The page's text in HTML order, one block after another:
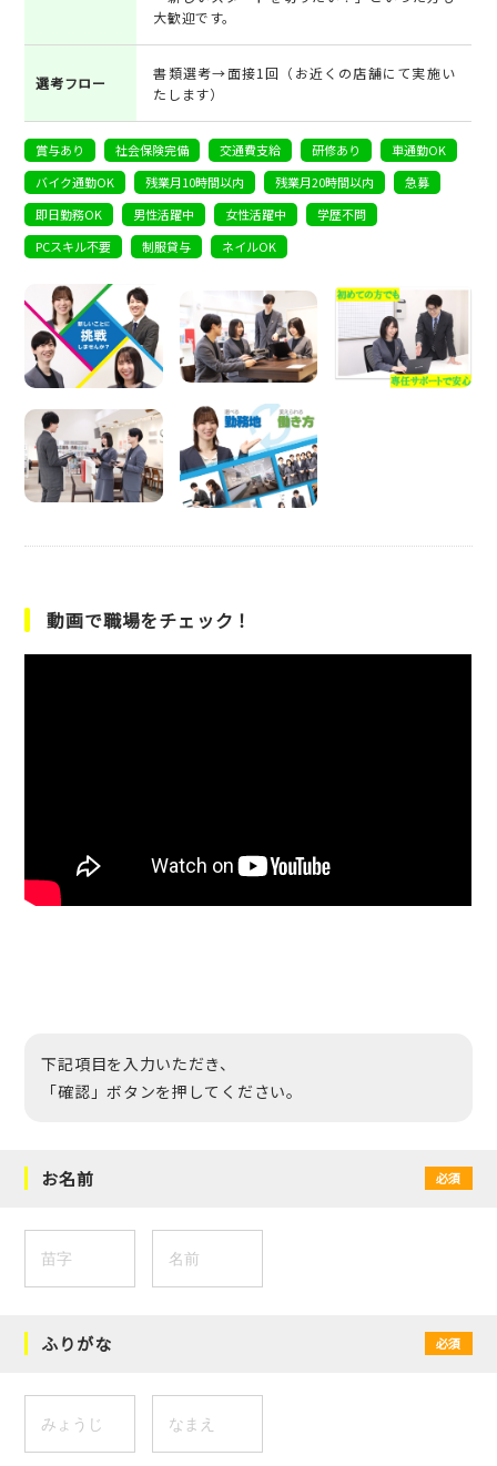
大歓迎です。
選考フロー
書類選考→面接1回（お近くの店舗にて実施い
たします）
賞与あり 社会保険完備 交通費支給 研修あり
車通勤OK
バイク通勤OK
残業月10時間以内 残業月20時間以内
急募
即日勤務OK
男性活躍中 女性活躍中
学歴不問
PCスキル不要
制服貸与 ネイルOK
動画で職場をチェック！
下記項目を入力いただき、
「確認」ボタンを押してください。
お名前 必須
ふりがな 必須